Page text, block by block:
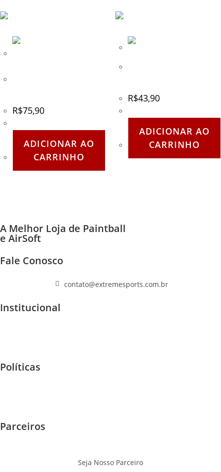
R$75,90
ADICIONAR AO
CARRINHO
R$43,90
ADICIONAR AO
CARRINHO
A Melhor Loja de Paintball
e AirSoft
Fale Conosco
contato@extremesports.com.br
Institucional
Políticas
Parceiros
Seja Nosso Parceiro